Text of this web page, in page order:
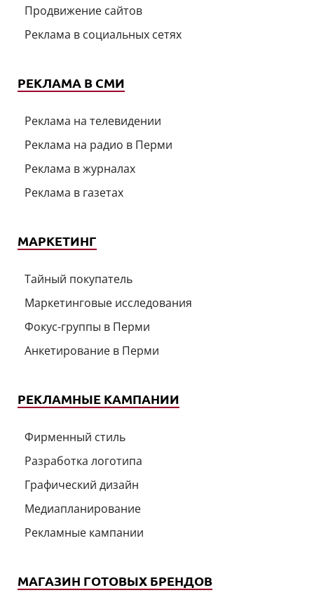
Продвижение сайтов
Реклама в социальных сетях
РЕКЛАМА В СМИ
Реклама на телевидении
Реклама на радио в Перми
Реклама в журналах
Реклама в газетах
МАРКЕТИНГ
Тайный покупатель
Маркетинговые исследования
Фокус-группы в Перми
Анкетирование в Перми
РЕКЛАМНЫЕ КАМПАНИИ
Фирменный стиль
Разработка логотипа
Графический дизайн
Медиапланирование
Рекламные кампании
МАГАЗИН ГОТОВЫХ БРЕНДОВ